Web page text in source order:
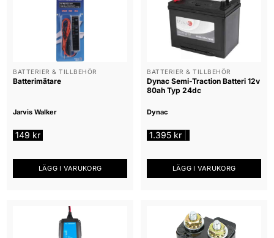
BATTERIER & TILLBEHÖR
Batterimätare
Jarvis Walker
149 kr
LÄGG I VARUKORG
BATTERIER & TILLBEHÖR
Dynac Semi-Traction Batteri 12v
80ah Typ 24dc
Dynac
1.395 kr
LÄGG I VARUKORG